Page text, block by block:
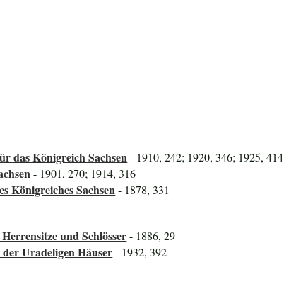
das Königreich Sachsen- 1910, 242; 1920, 346; 1925, 414
- 1901, 270; 1914, 316
Königreiches Sachsen- 1878, 331
und Schlösser- 1886, 29
der Uradeligen Häuser- 1932, 392